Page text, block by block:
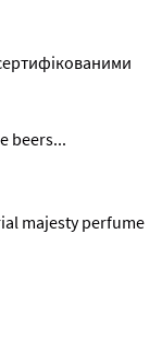
beers...
majesty perfume